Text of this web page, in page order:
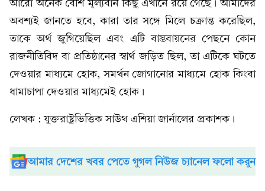
আরো অনেক বেশি মূল্যবান কিছু এখানে রয়ে গেছে। আমাদের
অবশ্যই জানতে হবে, কারা তার সঙ্গে মিলে চক্রান্ত করেছিল,
তাকে অর্থ জুগিয়েছিল এবং এটি বাস্তবায়নের পেছনে কোন
রাজনীতিবিদ বা প্রতিষ্ঠানের স্বার্থ জড়িত ছিল, তা এটিকে ঘটতে
দেওয়ার মাধ্যমে হোক, সমর্থন জোগানোর মাধ্যমে হোক কিংবা
ধামাচাপা দেওয়ার মাধ্যমেই হোক।
লেখক : যুক্তরাষ্ট্রভিত্তিক সাউথ এশিয়া জার্নালের প্রকাশক।
আমার দেশের খবর পেতে গুগল নিউজ চ্যানেল ফলো করুন